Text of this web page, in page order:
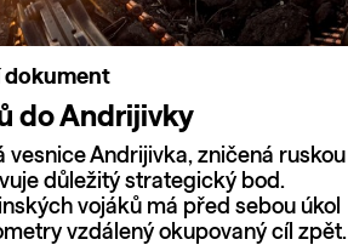
dokument
do Andrijivky
vesnice Andrijivka, zničená ruskou
důležitý strategický bod.
vojáků má před sebou úkol
vzdálený okupovaný cíl zpět.